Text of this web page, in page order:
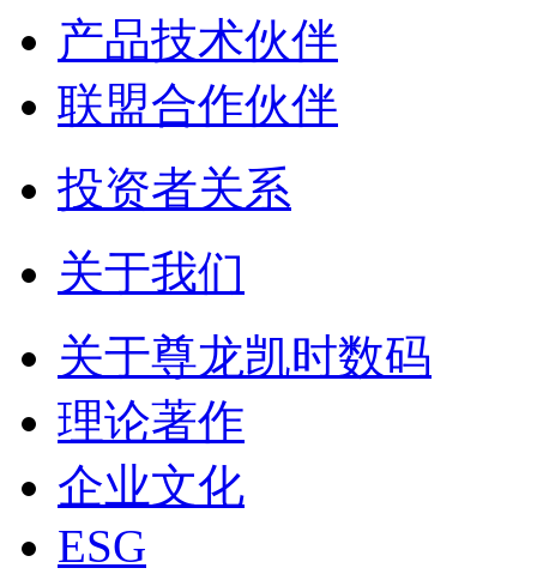
产品技术伙伴
联盟合作伙伴
投资者关系
关于我们
关于尊龙凯时数码
理论著作
企业文化
ESG